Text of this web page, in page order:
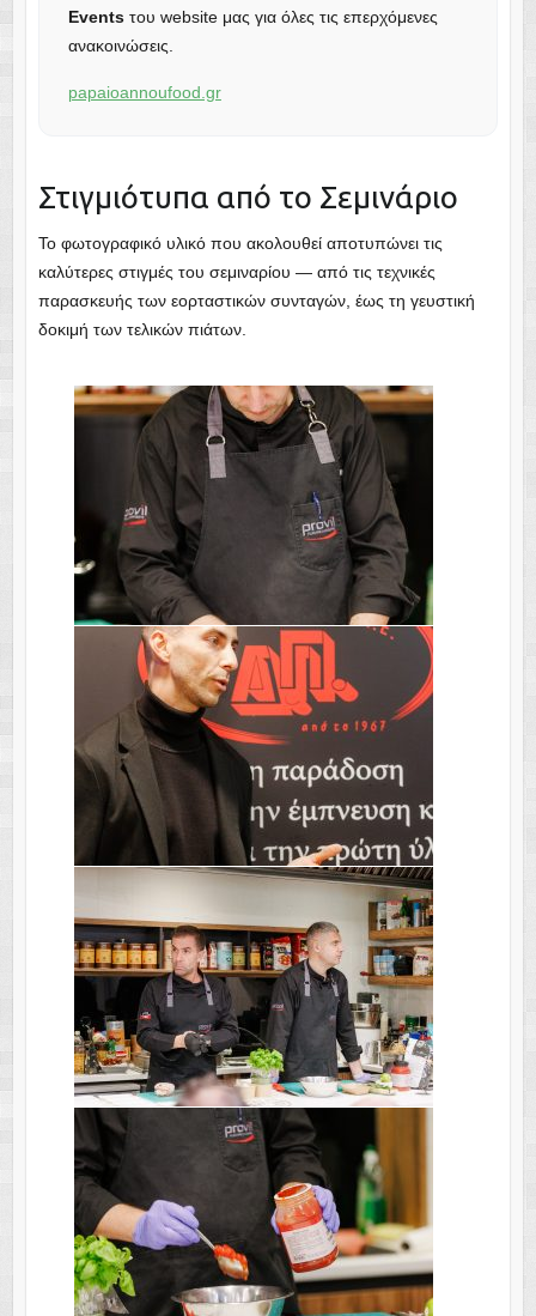
Eventsτου website μας για όλες τις επερχόμενες
ανακοινώσεις.
papaioannoufood.gr
Στιγμιότυπα από το Σεμινάριο
Το φωτογραφικό υλικό που ακολουθεί αποτυπώνει τις
καλύτερες στιγμές του σεμιναρίου — από τις τεχνικές
παρασκευής των εορταστικών συνταγών, έως τη γευστική
δοκιμή των τελικών πιάτων.